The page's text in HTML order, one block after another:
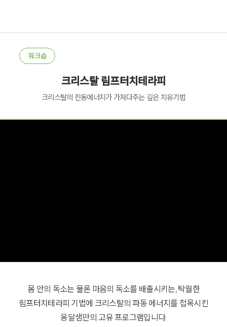
워크숍
크리스탈 림프터치테라피
크리스탈의 진동에너지가 가져다주는 깊은 치유기법
몸 안의 독소는 물론 마음의 독소를 배출시키는, 탁월한
림프터치테라피 기법에 크리스탈의 파동 에너지를 접목시킨
옹달샘만의 고유 프로그램입니다.